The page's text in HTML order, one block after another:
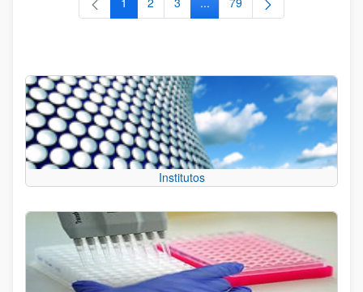
PáginaPáginaPáginaPáginas intermedias Use TAB
Página
Institutos